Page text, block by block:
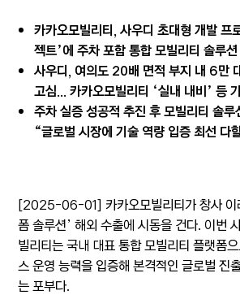
카카오모빌리티, 사우디 초대형 개발 프
젝트’에 주차 포함 통합 모빌리티 솔루
사우디, 여의도 20배 면적 부지 내 6만
고심... 카카오모빌리티 ‘실내 내비’ 등
주차 실증 성공적 추진 후 모빌리티 솔
“글로벌 시장에 기술 역량 입증 최선 다
[2025-06-01] 카카오모빌리티가 창사 이
폼 솔루션’ 해외 수출에 시동을 건다. 이번
빌리티는 국내 대표 통합 모빌리티 플랫폼
스 운영 능력을 입증해 본격적인 글로벌 진
는 포부다.